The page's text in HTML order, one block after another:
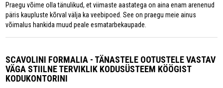
Praegu võime olla tänulikud, et viimaste aastatega on aina enam arenenud
päris kaupluste kõrval välja ka veebipoed. See on praegu meie ainus
võimalus hankida muud peale esmatarbekaupade.
SCAVOLINI FORMALIA - TÄNASTELE OOTUSTELE VASTAV
VÄGA STIILNE TERVIKLIK KODUSÜSTEEM KÖÖGIST
KODUKONTORINI